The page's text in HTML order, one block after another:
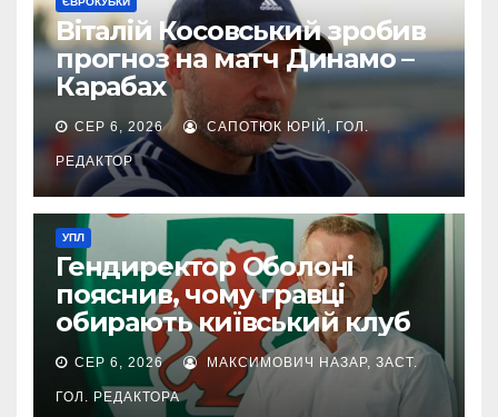
Віталій Косовський зробив
прогноз на матч Динамо –
Карабах
СЕР 6, 2026 САПОТЮК ЮРІЙ, ГОЛ.
РЕДАКТОР
УПЛ
Гендиректор Оболоні
пояснив, чому гравці
обирають київський клуб
СЕР 6, 2026 МАКСИМОВИЧ НАЗАР, ЗАСТ.
ГОЛ. РЕДАКТОРА